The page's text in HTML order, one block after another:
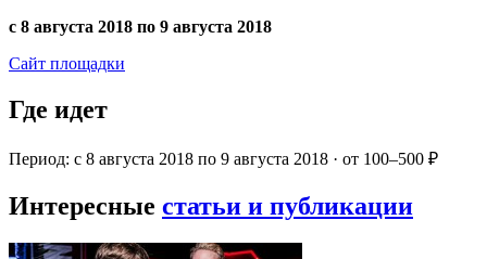
с 8 августа 2018 по 9 августа 2018
Сайт площадки
Где идет
Период: с 8 августа 2018 по 9 августа 2018 · от 100–500 ₽
Интересные статьи и публикации